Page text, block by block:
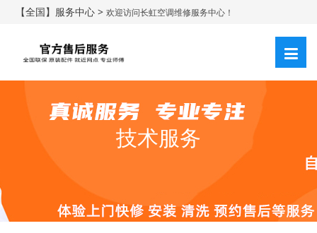
【全国】服务中心 >欢迎访问长虹空调维修服务中心！
技术服务